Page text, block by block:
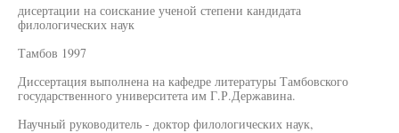
дисертации на соискание ученой степени кандидата
филологических наук
Тамбов 1997
Диссертация выполнена на кафедре литературы Тамбовского
государственного университета им Г.Р.Державина.
Научный руководитель - доктор филологических наук,